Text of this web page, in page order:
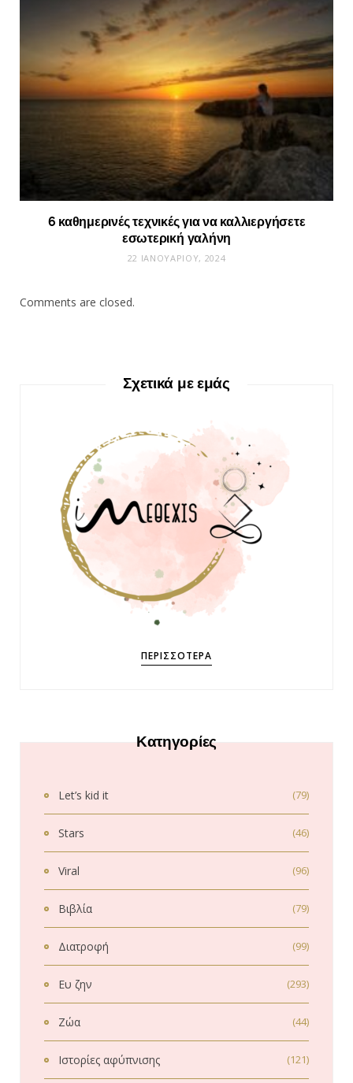
6 καθημερινές τεχνικές για να καλλιεργήσετε
εσωτερική γαλήνη
22 ΙΑΝΟΥΑΡΊΟΥ, 2024
Comments are closed.
Σχετικά με εμάς
ΠΕΡΙΣΣΌΤΕΡΑ
Κατηγορίες
Let’s kid it (79)
Stars (46)
Viral (96)
Βιβλία (79)
Διατροφή (99)
Ευ ζην (293)
Ζώα (44)
Ιστορίες αφύπνισης (121)